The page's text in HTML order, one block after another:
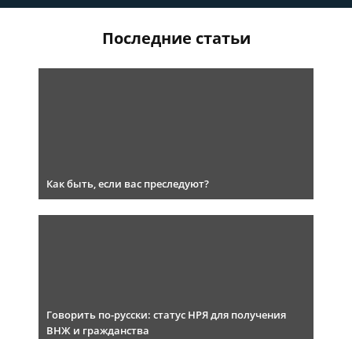
Последние статьи
Как быть, если вас преследуют?
Говорить по-русски: статус НРЯ для получения
ВНЖ и гражданства